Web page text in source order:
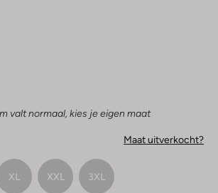
valt normaal, kies je eigen maat
Maat uitverkocht?
XL XXL 3XL